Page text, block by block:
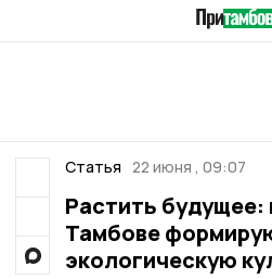
Статья 22 июня , 09:07
Растить будущее:
Тамбове
экологическую